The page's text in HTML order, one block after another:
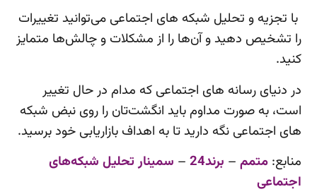
با تجزیه و تحلیل شبکه های اجتماعی می‌توانید تغییرات
را تشخیص دهید و آن‌ها را از مشکلات و چالش‌ها متمایز
کنید.
در دنیای رسانه های اجتماعی که مدام در حال تغییر
است، به صورت مداوم باید انگشت‌تان را روی نبض شبکه
های اجتماعی نگه دارید تا به اهداف بازاریابی خود برسید.
منابع: متمم – برند24 – سمینار تحلیل شبکه‌های
اجتماعی